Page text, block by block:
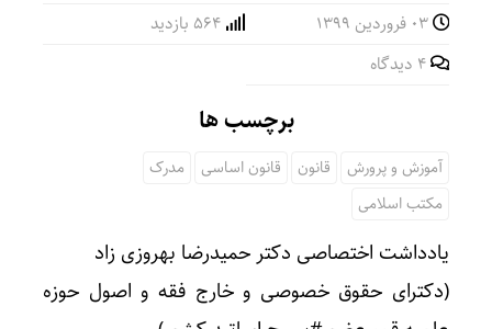
۴ دیدگاه
برچسب ها
آموزش و پرورش قانون قانون اساسی
مدرک
مکتب اسلامی
یادداشت اختصاصی دکتر حمیدرضا بهروزی زاد
(دکترای حقوق خصوصی و خارج فقه و اصول حوزه